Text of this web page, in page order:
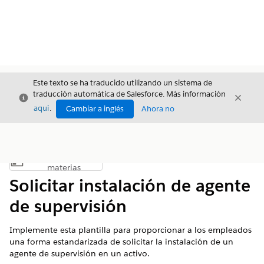
Cerrar
Este texto se ha traducido utilizando un sistema de
traducción automática de Salesforce. Más información
aquí. Cambiar a inglés Ahora no
Cerrar
Mostrar índice de materias
materias
Solicitar instalación de agente
de supervisión
Implemente esta plantilla para proporcionar a los empleados
una forma estandarizada de solicitar la instalación de un
agente de supervisión en un activo.